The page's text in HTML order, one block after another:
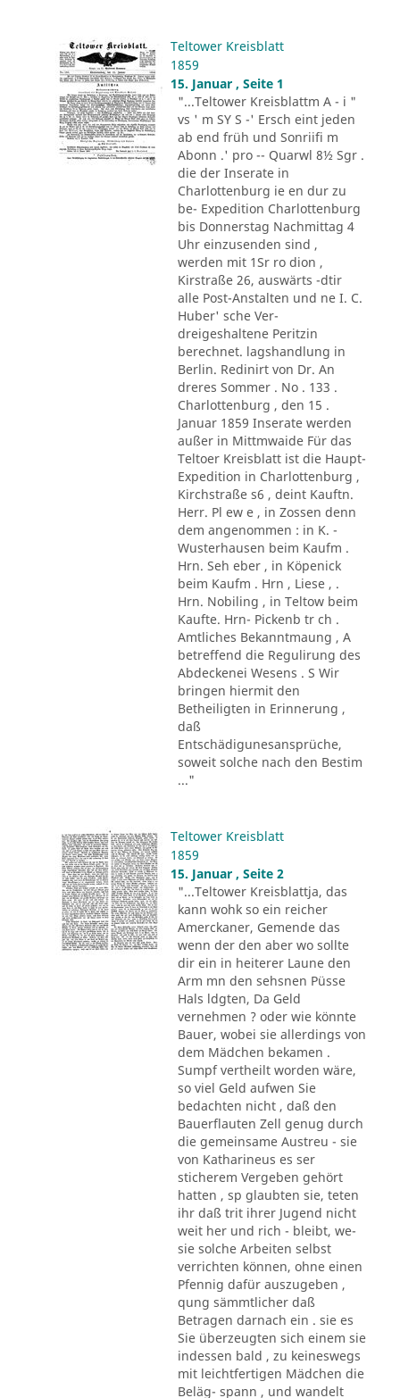
Teltower Kreisblatt
1859
15. Januar , Seite 1
"...Teltower Kreisblattm A - i "
vs ' m SY S -' Ersch eint jeden
ab end früh und Sonriifi m
Abonn .' pro -- Quarwl 8½ Sgr .
die der Inserate in
Charlottenburg ie en dur zu
be- Expedition Charlottenburg
bis Donnerstag Nachmittag 4
Uhr einzusenden sind ,
werden mit 1Sr ro dion ,
Kirstraße 26, auswärts -dtir
alle Post-Anstalten und ne I. C.
Huber' sche Ver-
dreigeshaltene Peritzin
berechnet. lagshandlung in
Berlin. Redinirt von Dr. An
dreres Sommer . No . 133 .
Charlottenburg , den 15 .
Januar 1859 Inserate werden
außer in Mittmwaide Für das
Teltoer Kreisblatt ist die Haupt-
Expedition in Charlottenburg ,
Kirchstraße s6 , deint Kauftn.
Herr. Pl ew e , in Zossen denn
dem angenommen : in K. -
Wusterhausen beim Kaufm .
Hrn. Seh eber , in Köpenick
beim Kaufm . Hrn , Liese , .
Hrn. Nobiling , in Teltow beim
Kaufte. Hrn- Pickenb tr ch .
Amtliches Bekanntmaung , A
betreffend die Regulirung des
Abdeckenei Wesens . S Wir
bringen hiermit den
Betheiligten in Erinnerung ,
daß
Entschädigunesansprüche,
soweit solche nach den Bestim
..."
Teltower Kreisblatt
1859
15. Januar , Seite 2
"...Teltower Kreisblattja, das
kann wohk so ein reicher
Amerckaner, Gemende das
wenn der den aber wo sollte
dir ein in heiterer Laune den
Arm mn den sehsnen Püsse
Hals ldgten, Da Geld
vernehmen ? oder wie könnte
Bauer, wobei sie allerdings von
dem Mädchen bekamen .
Sumpf vertheilt worden wäre,
so viel Geld aufwen Sie
bedachten nicht , daß den
Bauerflauten Zell genug durch
die gemeinsame Austreu - sie
von Katharineus es ser
sticherem Vergeben gehört
hatten , sp glaubten sie, teten
ihr daß trit ihrer Jugend nicht
weit her und rich - bleibt, we-
sie solche Arbeiten selbst
verrichten können, ohne einen
Pfennig dafür auszugeben ,
qung sämmtlicher daß
Betragen darnach ein . sie es
Sie überzeugten sich einem sie
indessen bald , zu keineswegs
mit leichtfertigen Mädchen die
Beläg- spann , und wandelt